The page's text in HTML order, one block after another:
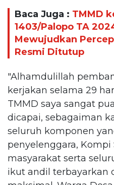
Baca Juga : TMMD
1403/Palopo TA
Mewujudkan
Resmi Ditutup
"Alhamdulillah
kerjakan selama 29
TMMD saya sangat
dicapai, sebagaiman
seluruh komponen
penyelenggara, Kompi
masyarakat serta
ikut andil terbayarkan